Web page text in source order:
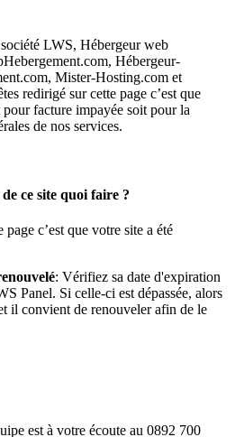
LWS, Hébergeur web
Hébergeur-
Mister-Hosting.com et
redirigé sur cette page c’est que
facture impayée soit pour la
de nos services.
ce site quoi faire ?
c’est que votre site a été
: Vérifiez sa date d'expiration
Panel. Si celle-ci est dépassée, alors
il convient de renouveler afin de le
est à votre écoute au 0892 700